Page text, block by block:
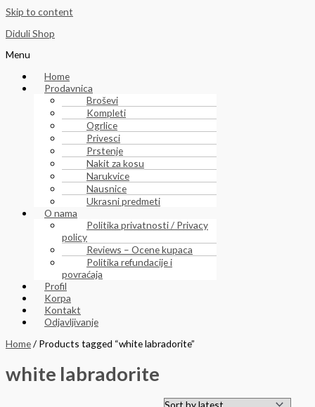
Skip to content
Diduli Shop
Menu
Home
Prodavnica
Broševi
Kompleti
Ogrlice
Privesci
Prstenje
Nakit za kosu
Narukvice
Nausnice
Ukrasni predmeti
O nama
Politika privatnosti / Privacy
policy
Reviews – Ocene kupaca
Politika refundacije i
povraćaja
Profil
Korpa
Kontakt
Odjavljivanje
Home/ Products tagged “white labradorite”
white labradorite